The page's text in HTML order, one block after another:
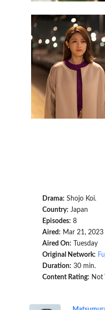
Drama: Shojo Koi.
Country: Japan
Episodes: 8
Aired: Mar 21,
Aired On: Tuesday
Original Network:
Duration: 30 min.
Content Rating: Not